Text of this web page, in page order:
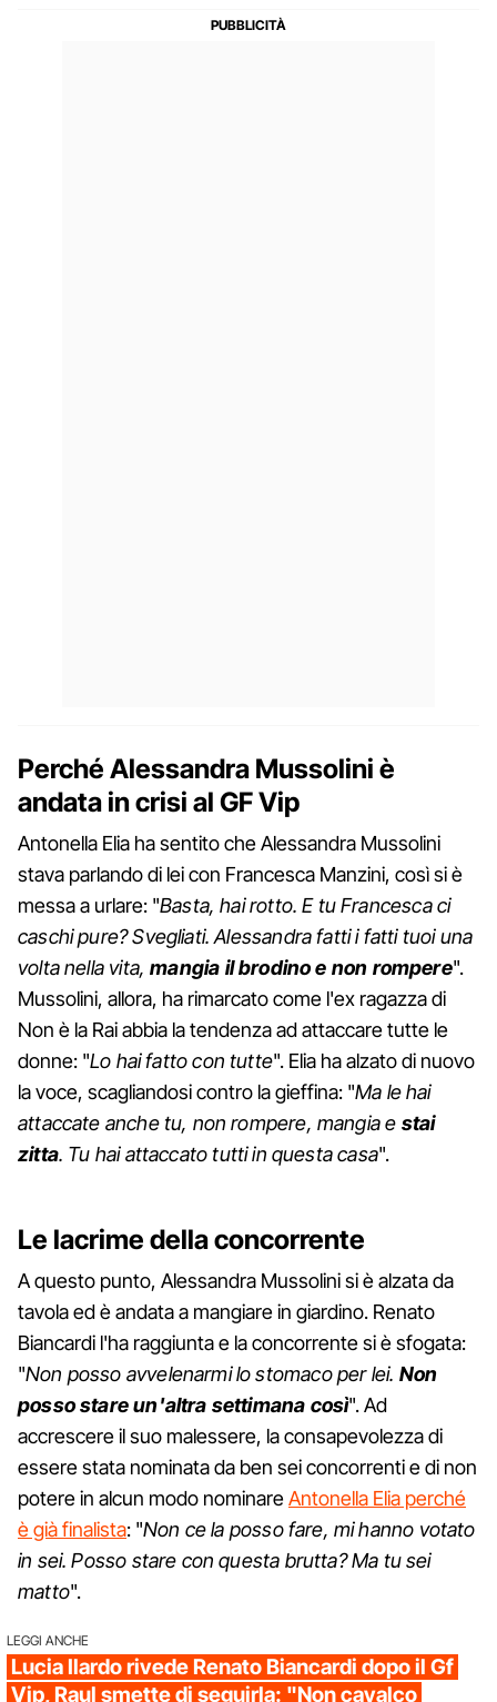
Perché Alessandra Mussolini è
andata in crisi al GF Vip
Antonella Elia ha sentito che Alessandra Mussolini
stava parlando di lei con Francesca Manzini, così si è
messa a urlare: "Basta, hai rotto. E tu Francesca ci
caschi pure? Svegliati. Alessandra fatti i fatti tuoi una
volta nella vita,mangia il brodino e non rompere".
Mussolini, allora, ha rimarcato come l'ex ragazza di
Non è la Rai abbia la tendenza ad attaccare tutte le
donne: "Lo hai fatto con tutte". Elia ha alzato di nuovo
la voce, scagliandosi contro la gieffina: "Ma le hai
attaccate anche tu, non rompere, mangia e stai
zitta. Tu hai attaccato tutti in questa casa".
Le lacrime della concorrente
A questo punto, Alessandra Mussolini si è alzata da
tavola ed è andata a mangiare in giardino. Renato
Biancardi l'ha raggiunta e la concorrente si è sfogata:
"Non posso avvelenarmi lo stomaco per lei. Non
posso stare un'altra settimana così". Ad
accrescere il suo malessere, la consapevolezza di
essere stata nominata da ben sei concorrenti e di non
potere in alcun modo nominareAntonella Elia perché
è già finalista: "Non ce la posso fare, mi hanno votato
in sei. Posso stare con questa brutta? Ma tu sei
matto".
LEGGI ANCHE
Lucia Ilardo rivede Renato Biancardi dopo il Gf
Vip, Raul smette di seguirla: "Non cavalco